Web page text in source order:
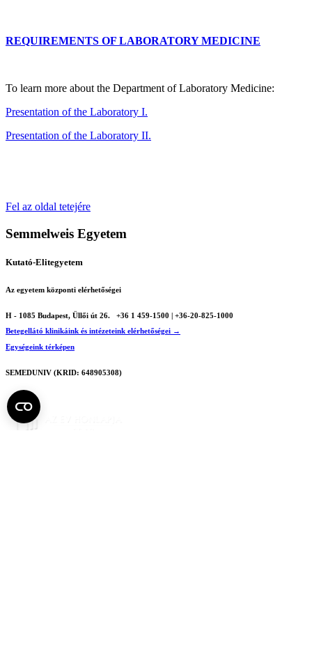
REQUIREMENTS OF LABORATORY MEDICINE
To learn more about the Department of Laboratory Medicine:
Presentation of the Laboratory I.
Presentation of the Laboratory II.
Fel az oldal tetejére
Semmelweis Egyetem
Kutató-Elitegyetem
Az egyetem központi elérhetőségei
H - 1085 Budapest, Üllői út 26.
+36 1 459-1500 | +36-20-825-1000
Betegellátó klinikáink és intézeteink elérhetőségei →
Egységeink térképen
SEMEDUNIV (KRID: 648905308)